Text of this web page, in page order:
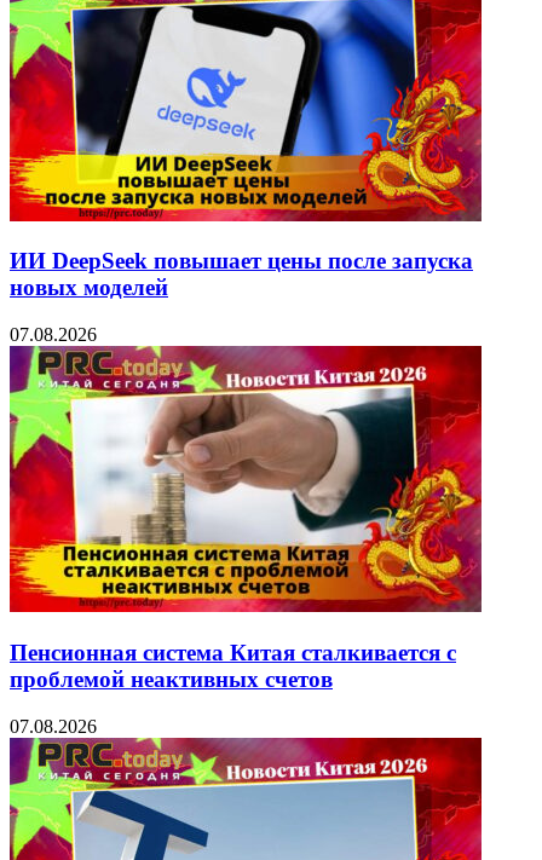
ИИ DeepSeek повышает цены после запуска
новых моделей
07.08.2026
Пенсионная система Китая сталкивается с
проблемой неактивных счетов
07.08.2026